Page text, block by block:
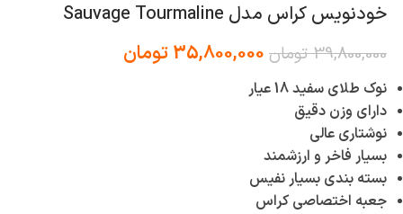
خودنویس کراس مدل Sauvage Tourmaline
39,800,000 تومان 35,800,000تومان
نوک طلای سفید 18 عیار
دارای وزن دقیق
نوشتاری عالی
بسیار فاخر و ارزشمند
بسته بندی بسیار نفیس
جعبه اختصاصی کراس